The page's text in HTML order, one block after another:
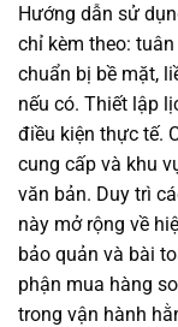
Hướng dẫn sử
chỉ kèm theo:
chuẩn bị bề mặt,
nếu có. Thiết lập
điều kiện thực tế.
cung cấp và khu
văn bản. Duy trì
này mở rộng về
bảo quản và bài
phận mua hàng
trong vận hành